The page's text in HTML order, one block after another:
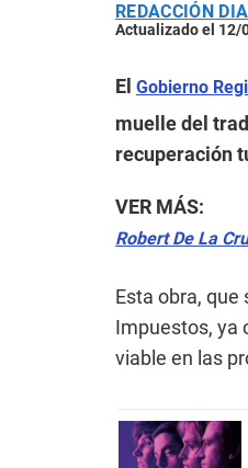
REDACCIÓN
Actualizado el 12/
El Gobierno
muelle del
recuperación
VER MÁS:
Robert De La
Esta obra,
Impuestos, ya
viable en las